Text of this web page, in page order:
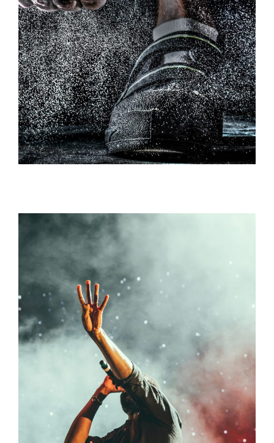
Sport
Concert For Charity
Concert / Music